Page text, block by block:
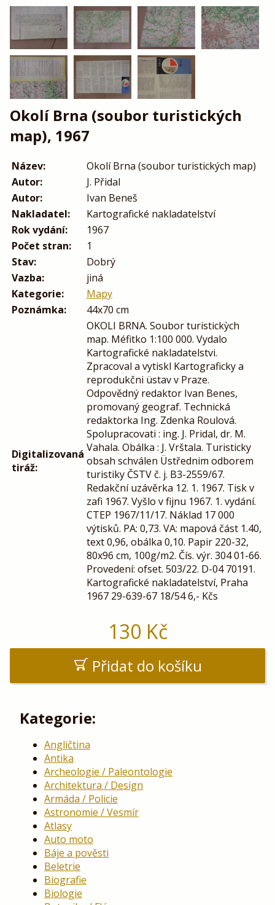
Okolí Brna (soubor turistických
map), 1967
Název:
Okolí Brna (soubor turistických map)
Autor:
J. Přidal
Autor:
Ivan Beneš
Nakladatel:
Kartografické nakladatelství
Rok vydání:
1967
Počet stran:
1
Stav:
Dobrý
Vazba:
jiná
Kategorie:
Mapy
Poznámka:
44x70 cm
Digitalizovaná
tiráž:
OKOLI BRNA. Soubor turistickỳch
map. Méfitko 1:100 000. Vydalo
Kartografické nakladatelstvi.
Zpracoval a vytiskl Kartograficky a
reprodukčni üstav v Praze.
Odpovědný redaktor Ivan Benes,
promovaný geograf. Technická
redaktorka Ing. Zdenka Roulová.
Spolupracovati : ing. J. Pridal, dr. M.
Vahala. Obálka : J. Vrštala. Turisticky
obsah schválen Üstřednim odborem
turistiky ČSTV č. j. B3-2559/67.
Redakční uzávěrka 12. 1. 1967. Tisk v
zafi 1967. Vyšlo v fijnu 1967. 1. vydání.
CTEP 1967/11/17. Náklad 17 000
výtisků. PA: 0,73. VA: mapová část 1.40,
text 0,96, obálka 0,10. Papir 220-32,
80x96 cm, 100g/m2. Čís. výr. 304 01-66.
Provedení: ofset. 503/22. D-04 70191.
Kartografické nakladatelství, Praha
1967 29-639-67 18/54 6,- Kčs
130 Kč
Přidat do košíku
Kategorie:
Angličtina
Antika
Archeologie / Paleontologie
Architektura / Design
Armáda / Policie
Astronomie / Vesmír
Atlasy
Auto moto
Báje a pověsti
Beletrie
Biografie
Biologie